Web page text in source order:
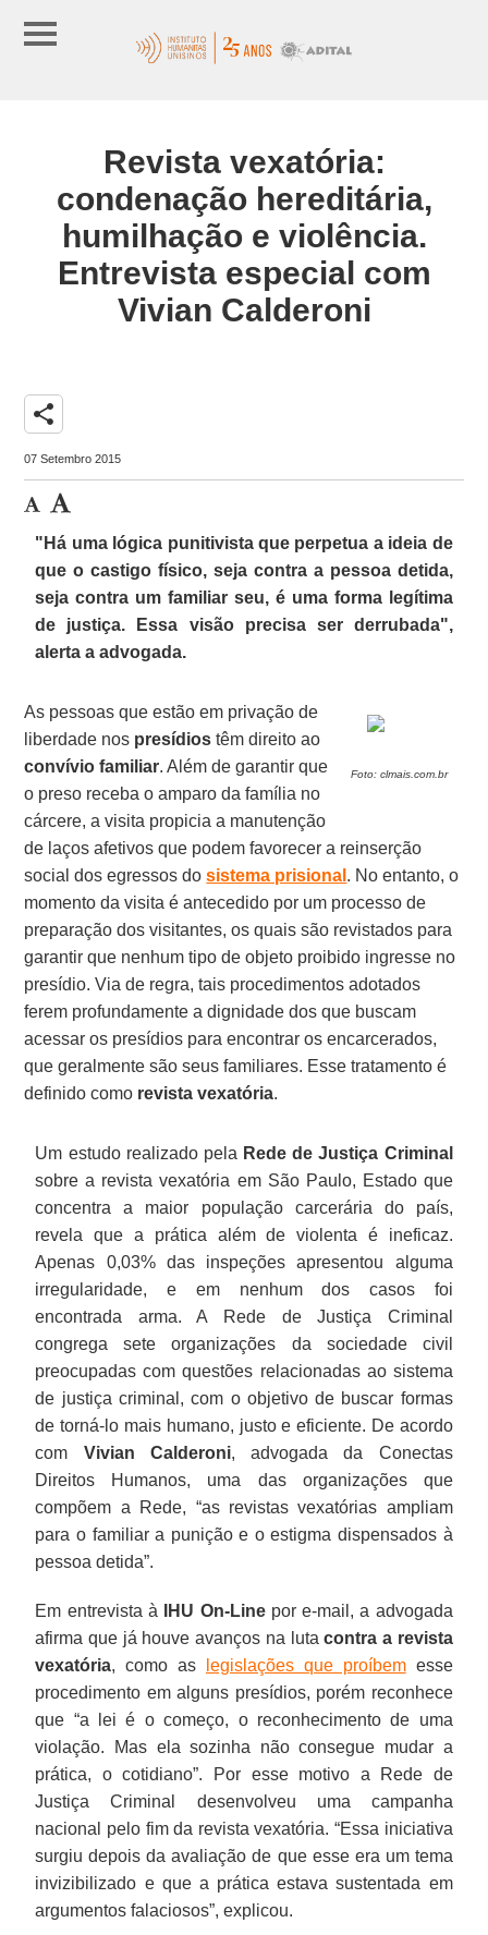
Revista vexatória:
condenação hereditária,
humilhação e violência.
Entrevista especial com
Vivian Calderoni
share
07 Setembro 2015
"Há uma lógica punitivistaque perpetua a ideia de
que o castigo físico, seja contra a pessoa detida,
seja contra um familiar seu, é uma forma legítima
de justiça. Essa visão precisa ser derrubada",
alerta a advogada.
Foto: clmais.com.br
As pessoas que estão em privação de
liberdade nos presídios têm direito ao
convívio familiar. Além de garantir que
o preso receba o amparo da família no
cárcere, a visita propicia a manutenção
de laços afetivos que podem favorecer a reinserção
social dos egressos dosistema prisional . No entanto, o
momento da visita é antecedido por um processo de
preparação dos visitantes, os quais são revistados para
garantir que nenhum tipo de objeto proibido ingresse no
presídio. Via de regra, tais procedimentos adotados
ferem profundamente a dignidade dos que buscam
acessar os presídios para encontrar os encarcerados,
que geralmente são seus familiares. Esse tratamento é
definido como revista vexatória.
Um estudo realizado pela Rede de Justiça Criminal
sobre a revista vexatória em São Paulo, Estado que
concentra a maior população carcerária do país,
revela que a prática além de violenta é ineficaz.
Apenas 0,03% das inspeções apresentou alguma
irregularidade, e em nenhum dos casos foi
encontrada arma. A Rede de Justiça Criminal
congrega sete organizações da sociedade civil
preocupadas com questões relacionadas ao sistema
de justiça criminal, com o objetivo de buscar formas
de torná-lo mais humano, justo e eficiente. De acordo
com Vivian Calderoni, advogada da Conectas
Direitos Humanos, uma das organizações que
compõem a Rede, “as revistas vexatórias ampliam
para o familiar a punição e o estigma dispensados à
pessoa detida”.
Em entrevista à IHU On-Linepor e-mail, a advogada
afirma que já houve avanços na lutacontra a revista
vexatória, como as legislações que proíbemesse
procedimento em alguns presídios, porém reconhece
que “a lei é o começo, o reconhecimento de uma
violação. Mas ela sozinha não consegue mudar a
prática, o cotidiano”. Por esse motivo a Rede de
Justiça Criminal desenvolveu uma campanha
nacional pelo fim da revista vexatória. “Essa iniciativa
surgiu depois da avaliação de que esse era um tema
invizibilizado e que a prática estava sustentada em
argumentos falaciosos”, explicou.